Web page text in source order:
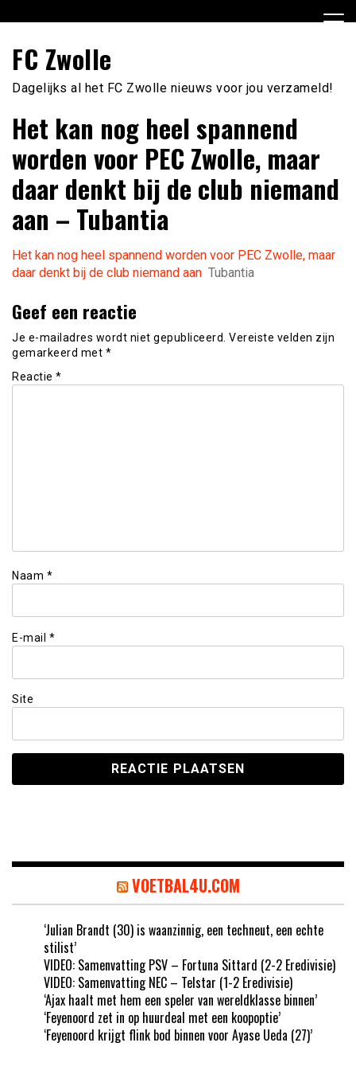
naar
inhoudFC Zwolle
Dagelijks al het FC Zwolle nieuws voor jou verzameld!
Het kan nog heel spannend
worden voor PEC Zwolle, maar
daar denkt bij de club niemand
aan – Tubantia
Het kan nog heel spannend worden voor PEC Zwolle, maar
daar denkt bij de club niemand aan Tubantia
Geef een reactie
Je e-mailadres wordt niet gepubliceerd. Vereiste velden zijn
gemarkeerd met *
Reactie *
Naam *
E-mail *
Site
VOETBAL4U.COM
‘Julian Brandt (30) is waanzinnig, een techneut, een echte
stilist’
VIDEO: Samenvatting PSV – Fortuna Sittard (2-2 Eredivisie)
VIDEO: Samenvatting NEC – Telstar (1-2 Eredivisie)
‘Ajax haalt met hem een speler van wereldklasse binnen’
‘Feyenoord zet in op huurdeal met een koopoptie’
‘Feyenoord krijgt flink bod binnen voor Ayase Ueda (27)’